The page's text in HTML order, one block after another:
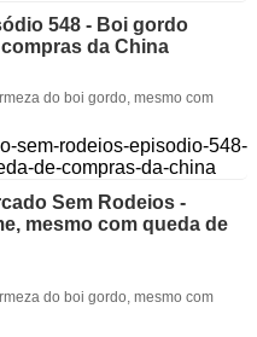
548 - Boi gordo
da China
do boi gordo, mesmo com
Sem Rodeios -
mesmo com queda de
do boi gordo, mesmo com